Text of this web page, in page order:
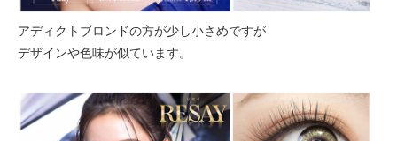
アディクトブロンドの方が少し小さめですが
デザインや色味が似ています。